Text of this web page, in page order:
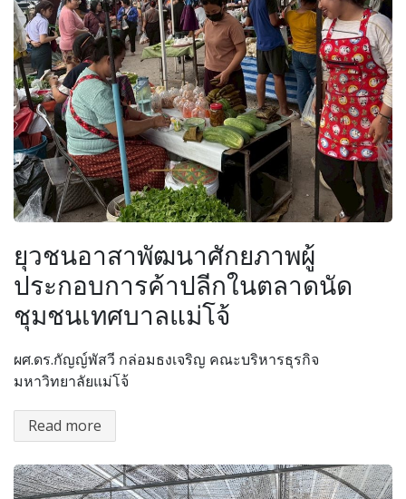
ยุวชนอาสาพัฒนาศักยภาพผู้
ประกอบการค้าปลีกในตลาดนัด
ชุมชนเทศบาลแม่โจ้
ผศ.ดร.กัญญ์พัสวี กล่อมธงเจริญ คณะบริหารธุรกิจ
มหาวิทยาลัยแม่โจ้
Read more